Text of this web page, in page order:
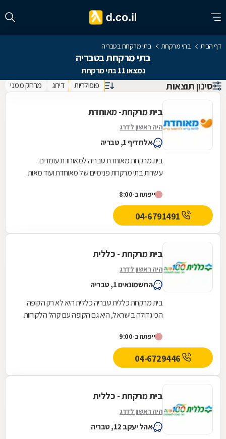
דף הבית בתי מרקחת בתי מרקחת בטבריה
בתי מרקחת בטבריה
נמצאו 11 בתי מרקחת
סינון תוצאות פופולריות דירוג מרחק ממני
בית מרקחת- מאוחדת
היה ראשון לדרג
אלחדיף 1, טבריה
בית מרקחת מאוחדת טבריה למאוחדת עומדים
עשרות בתי מרקחת פנימיים של מאוחדת ועוד מאות
רשתות...
ייפתח ב-8:00
04-6791491
בית מרקחת - כללית
היה ראשון לדרג
החשמונאים 1, טבריה
בית מרקחת כללית טבריה כללית היא לא רק הקופה
הכי גדולה בישראל, היא גם הקופה עם קהל הלקוחות
שירות...
ייפתח ב-9:00
04-6729446
בית מרקחת - כללית
היה ראשון לדרג
אהל יעקב 12, טבריה